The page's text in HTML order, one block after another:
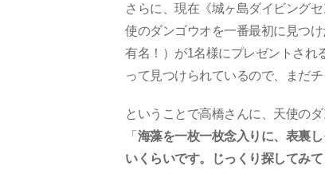
さらに、現在《城ヶ島ダイビング
使のダンゴウオを一番最初に見つ
有名！）が1名様にプレゼントさ
って見つけられているので、まだチ
ということで高橋さんに、天使の
「 海藻を一枚一枚念入りに、表裏
いくらいです。じっくり探してみて